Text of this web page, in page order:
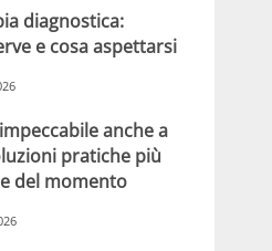
diagnostica:
e cosa aspettarsi
anche a
pratiche più
del momento